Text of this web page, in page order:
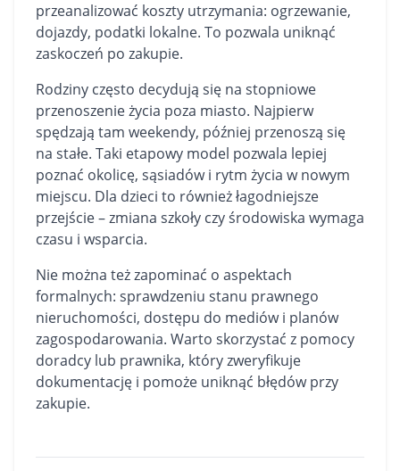
przeanalizować koszty utrzymania: ogrzewanie,
dojazdy, podatki lokalne. To pozwala uniknąć
zaskoczeń po zakupie.
Rodziny często decydują się na stopniowe
przenoszenie życia poza miasto. Najpierw
spędzają tam weekendy, później przenoszą się
na stałe. Taki etapowy model pozwala lepiej
poznać okolicę, sąsiadów i rytm życia w nowym
miejscu. Dla dzieci to również łagodniejsze
przejście – zmiana szkoły czy środowiska wymaga
czasu i wsparcia.
Nie można też zapominać o aspektach
formalnych: sprawdzeniu stanu prawnego
nieruchomości, dostępu do mediów i planów
zagospodarowania. Warto skorzystać z pomocy
doradcy lub prawnika, który zweryfikuje
dokumentację i pomoże uniknąć błędów przy
zakupie.